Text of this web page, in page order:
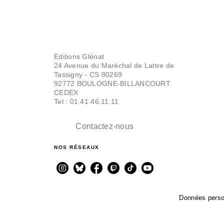
La Voie du Sabre -
Mathieu Mariolle
Federico Ferniani
Editions Glénat
24 Avenue du Maréchal de Lattre de
Tassigny - CS 80269
92772 BOULOGNE-BILLANCOURT
CEDEX
Tel : 01.41.46.11.11
Contactez-nous
NOS RÉSEAUX
Données